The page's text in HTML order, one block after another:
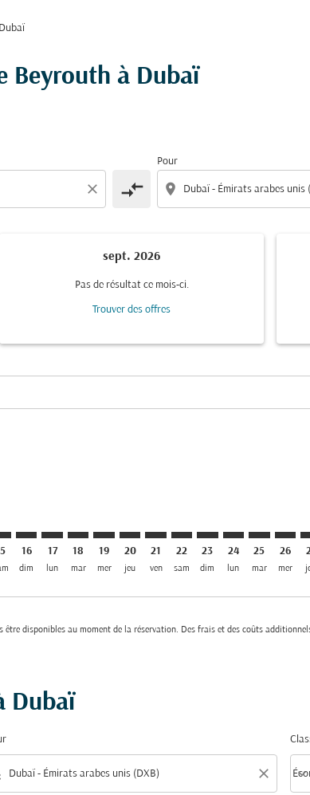
Beyrouth à Dubaï
close compare_arrows
Pour
location_on
sept. 2026
Pas de résultat ce mois-ci.
Trouver des offres
16
dim
17
lun
18
mar
BEY–DXB: cmp-view-offers-
19
mer
BEY–DXB: cmp-view-offers-
20
jeu
BEY–DXB: cmp-view-
21
ven
BEY–DXB: cmp-view-
22
sam
BEY–DXB: cmp-
23
dim
BEY–DXB:
24
lun
25
mar
26
mer
disponibles au moment de la réservation. Des frais et des coûts
Dubaï
close keyboard_arrow_down